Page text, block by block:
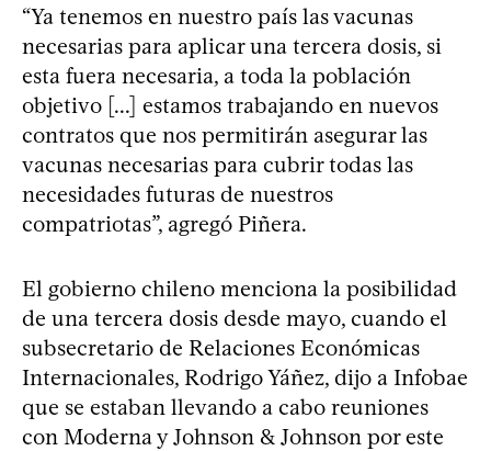
“Ya tenemos en nuestro país las vacunas
necesarias para aplicar una tercera dosis, si
esta fuera necesaria, a toda la población
objetivo [...] estamos trabajando en nuevos
contratos que nos permitirán asegurar las
vacunas necesarias para cubrir todas las
necesidades futuras de nuestros
compatriotas”, agregó Piñera.
El gobierno chileno menciona la posibilidad
de una tercera dosis desde mayo, cuando el
subsecretario de Relaciones Económicas
Internacionales, Rodrigo Yáñez, dijo a Infobae
que se estaban llevando a cabo reuniones
con Moderna y Johnson & Johnson por este